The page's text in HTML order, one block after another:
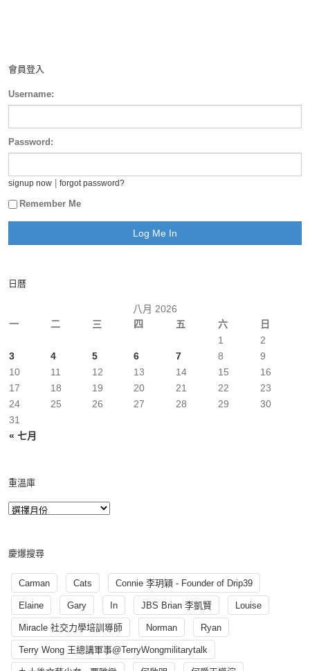
會員登入
Username:
Password:
signup now forgot password?
Remember Me
日曆
八月 2026
一
二 三 四 五 六 日
« 七月
1
2
3
4 5 6 7 8
9
10
11 12 13 14 15
16
17
18 19 20 21 22
23
24
25 26 27 28 29
30
31
重溫庫
慶爆搜尋
Carman Cats Connie 李玥穎 - Founder of Drip39
Elaine Gary In JBS Brian 李凱賢 Louise
Miracle 社交力學培訓導師 Norman Ryan
Terry Wong 王總講軍事@TerryWongmilitarytalk